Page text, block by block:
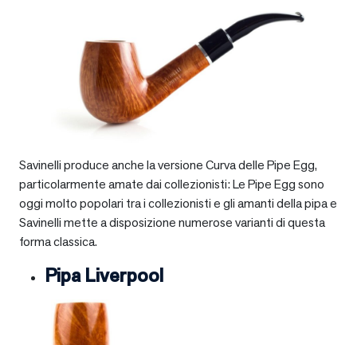
Savinelli produce anche la versione Curva delle Pipe Egg,
particolarmente amate dai collezionisti: Le Pipe Egg sono
oggi molto popolari tra i collezionisti e gli amanti della pipa e
Savinelli mette a disposizione numerose varianti di questa
forma classica.
Pipa Liverpool